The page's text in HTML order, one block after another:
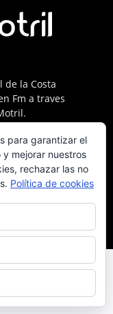
de la Costa
Fm a traves
de Granada
para garantizar el
mejorar nuestros
rechazar las no
Política de cookies